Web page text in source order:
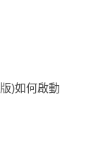
版)如何啟動